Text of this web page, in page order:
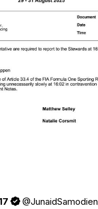
@JunaidSamodien_